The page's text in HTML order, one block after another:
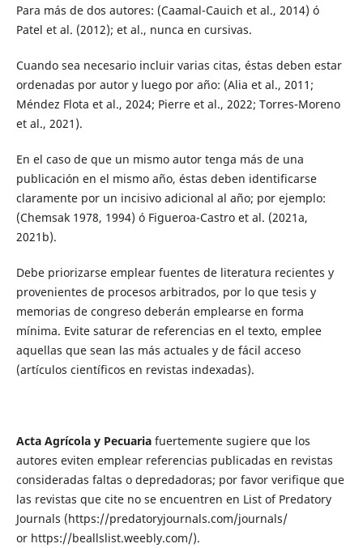
Para más de dos autores: (Caamal-Cauich et al., 2014) ó
Patel et al. (2012); et al., nunca en cursivas.
Cuando sea necesario incluir varias citas, éstas deben estar
ordenadas por autor y luego por año: (Alia et al., 2011;
Méndez Flota et al., 2024; Pierre et al., 2022; Torres-Moreno
et al., 2021).
En el caso de que un mismo autor tenga más de una
publicación en el mismo año, éstas deben identificarse
claramente por un incisivo adicional al año; por ejemplo:
(Chemsak 1978, 1994) ó Figueroa-Castro et al. (2021a,
2021b).
Debe priorizarse emplear fuentes de literatura recientes y
provenientes de procesos arbitrados, por lo que tesis y
memorias de congreso deberán emplearse en forma
mínima. Evite saturar de referencias en el texto, emplee
aquellas que sean las más actuales y de fácil acceso
(artículos científicos en revistas indexadas).
Acta Agrícola y Pecuaria fuertemente sugiere que los
autores eviten emplear referencias publicadas en revistas
consideradas faltas o depredadoras; por favor verifique que
las revistas que cite no se encuentren en List of Predatory
Journals (https://predatoryjournals.com/journals/
or https://beallslist.weebly.com/).